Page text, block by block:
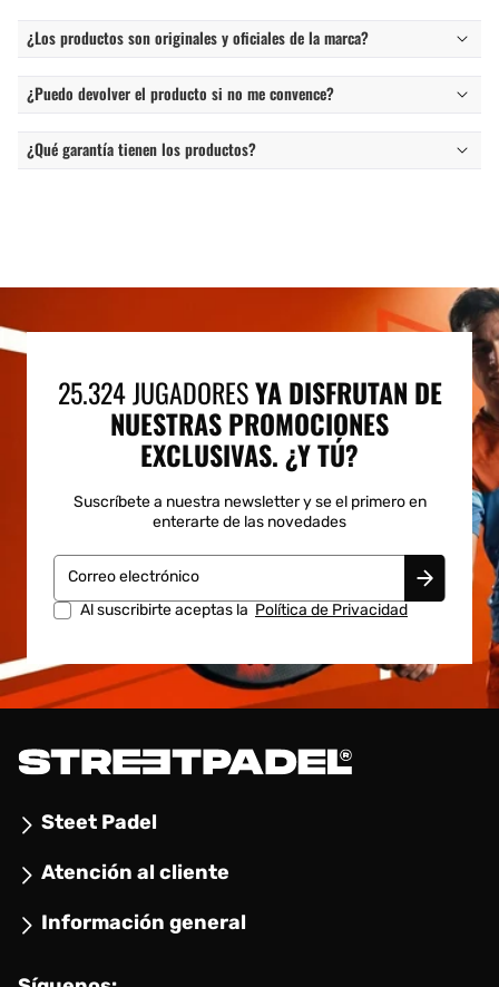
¿Los productos son originales y oficiales de la marca?
¿Puedo devolver el producto si no me convence?
¿Qué garantía tienen los productos?
25.324 JUGADORESYA DISFRUTAN DE
NUESTRAS PROMOCIONES
EXCLUSIVAS. ¿Y TÚ?
Suscríbete a nuestra newsletter y se el primero en
enterarte de las novedades
Correo electrónico
Al suscribirte aceptas la Política de Privacidad
Steet Padel
Atención al cliente
Información general